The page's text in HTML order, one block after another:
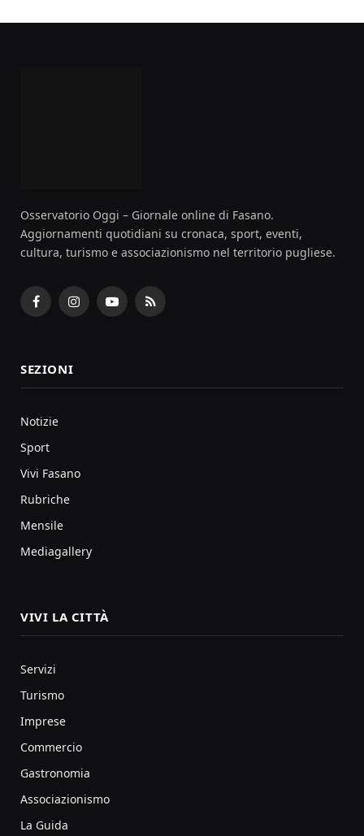
Osservatorio Oggi – Giornale online di Fasano.
Aggiornamenti quotidiani su cronaca, sport, eventi,
cultura, turismo e associazionismo nel territorio pugliese.
FacebookInstagramYouTubeRSS
SEZIONI
Notizie
Sport
Vivi Fasano
Rubriche
Mensile
Mediagallery
VIVI LA CITTÀ
Servizi
Turismo
Imprese
Commercio
Gastronomia
Associazionismo
La Guida